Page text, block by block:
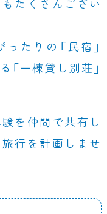
たくさんござい
たりの「民宿」
「一棟貸し別荘」
を仲間で共有し
行を計画しませ